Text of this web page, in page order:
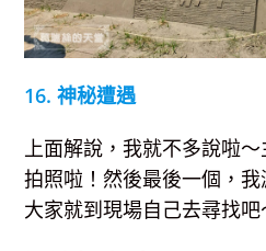
16. 神秘遭遇
上面解說，我就不多說啦
拍照啦！然後最後一個，我
大家就到現場自己去尋找吧